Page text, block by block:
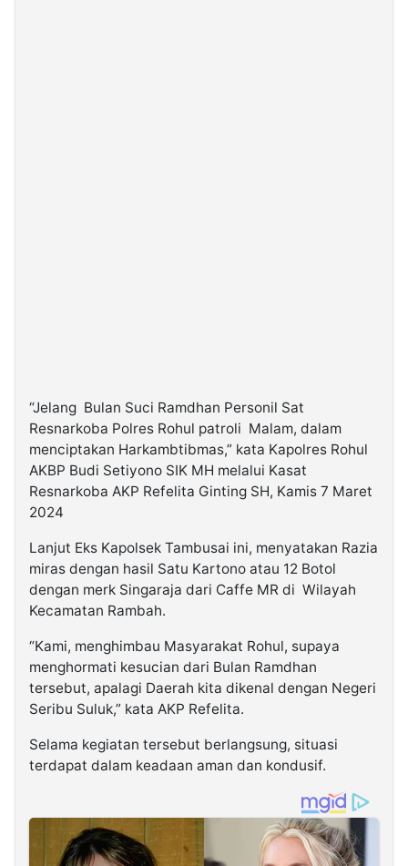
“Jelang Bulan Suci Ramdhan Personil Sat
Resnarkoba Polres Rohul patroli Malam, dalam
menciptakan Harkambtibmas,” kata Kapolres Rohul
AKBP Budi Setiyono SIK MH melalui Kasat
Resnarkoba AKP Refelita Ginting SH, Kamis 7 Maret
2024
Lanjut Eks Kapolsek Tambusai ini, menyatakan Razia
miras dengan hasil Satu Kartono atau 12 Botol
dengan merk Singaraja dari Caffe MR di Wilayah
Kecamatan Rambah.
“Kami, menghimbau Masyarakat Rohul, supaya
menghormati kesucian dari Bulan Ramdhan
tersebut, apalagi Daerah kita dikenal dengan Negeri
Seribu Suluk,” kata AKP Refelita.
Selama kegiatan tersebut berlangsung, situasi
terdapat dalam keadaan aman dan kondusif.